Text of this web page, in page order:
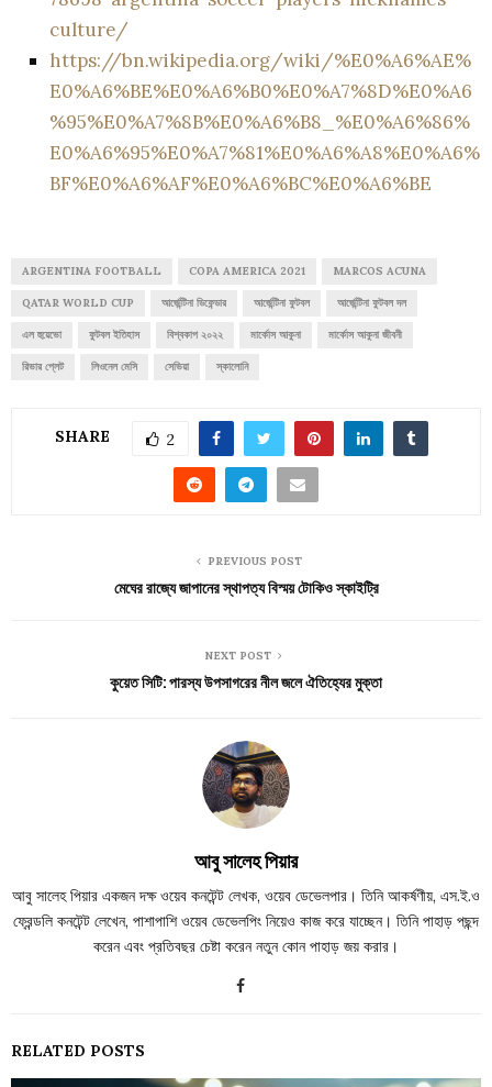
culture/
https://bn.wikipedia.org/wiki/%E0%A6%AE%
E0%A6%BE%E0%A6%B0%E0%A7%8D%E0%A6
%95%E0%A7%8B%E0%A6%B8_%E0%A6%86%
E0%A6%95%E0%A7%81%E0%A6%A8%E0%A6%
BF%E0%A6%AF%E0%A6%BC%E0%A6%BE
ARGENTINA FOOTBALL COPA AMERICA 2021 MARCOS ACUNA
QATAR WORLD CUP আর্জেন্টিনা ডিফেন্ডার আর্জেন্টিনা ফুটবল আর্জেন্টিনা ফুটবল দল
এল হুয়েভো ফুটবল ইতিহাস বিশ্বকাপ ২০২২ মার্কোস আকুনা মার্কোস আকুনা জীবনী
রিভার প্লেট লিওনেল মেসি সেভিয়া স্কালোনি
SHARE 2
PREVIOUS POST
মেঘের রাজ্যে জাপানের স্থাপত্য বিস্ময় টোকিও স্কাইট্রি
NEXT POST
কুয়েত সিটি: পারস্য উপসাগরের নীল জলে ঐতিহ্যের মুক্তা
আবু সালেহ পিয়ার
আবু সালেহ পিয়ার একজন দক্ষ ওয়েব কনটেন্ট লেখক, ওয়েব ডেভেলপার। তিনি আকর্ষণীয়, এস.ই.ও
ফ্রেন্ডলি কনটেন্ট লেখেন, পাশাপাশি ওয়েব ডেভেলপিং নিয়েও কাজ করে যাচ্ছেন। তিনি পাহাড় পছন্দ
করেন এবং প্রতিবছর চেষ্টা করেন নতুন কোন পাহাড় জয় করার।
RELATED POSTS